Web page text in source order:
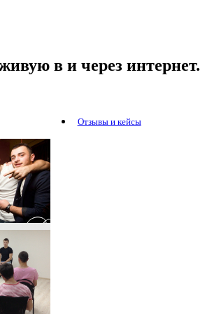
в и через интернет.
Отзывы и кейсы